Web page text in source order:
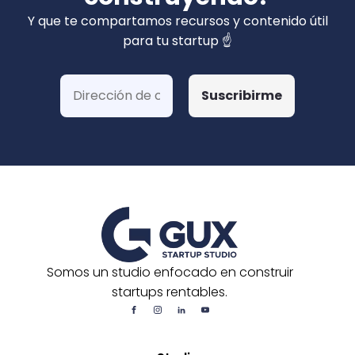
privados). Hemos ganado más de 15 fondos
de Corfo y 3 Startups Chile, además de otras
postulaciones o convocatorias.
Y que te compartamos recursos y contenido útil
para tu startup ☝️
Somos un studio enfocado en construir
startups rentables.